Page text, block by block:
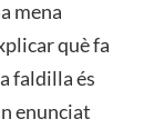
mena
què fa
faldilla és
enunciat